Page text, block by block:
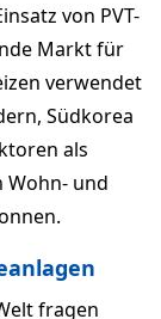
von PVT-
Markt für
verwendet
Südkorea
als
Wohn- und
fragen